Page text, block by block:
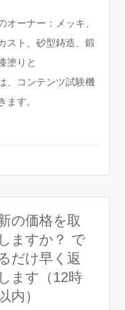
オーナー：メッキ、
スト、砂型鋳造、鍛
塗りと
、コンテンツ試験機
ます。
の価格を取
ますか？ で
だけ早く返
ます（12時
内）